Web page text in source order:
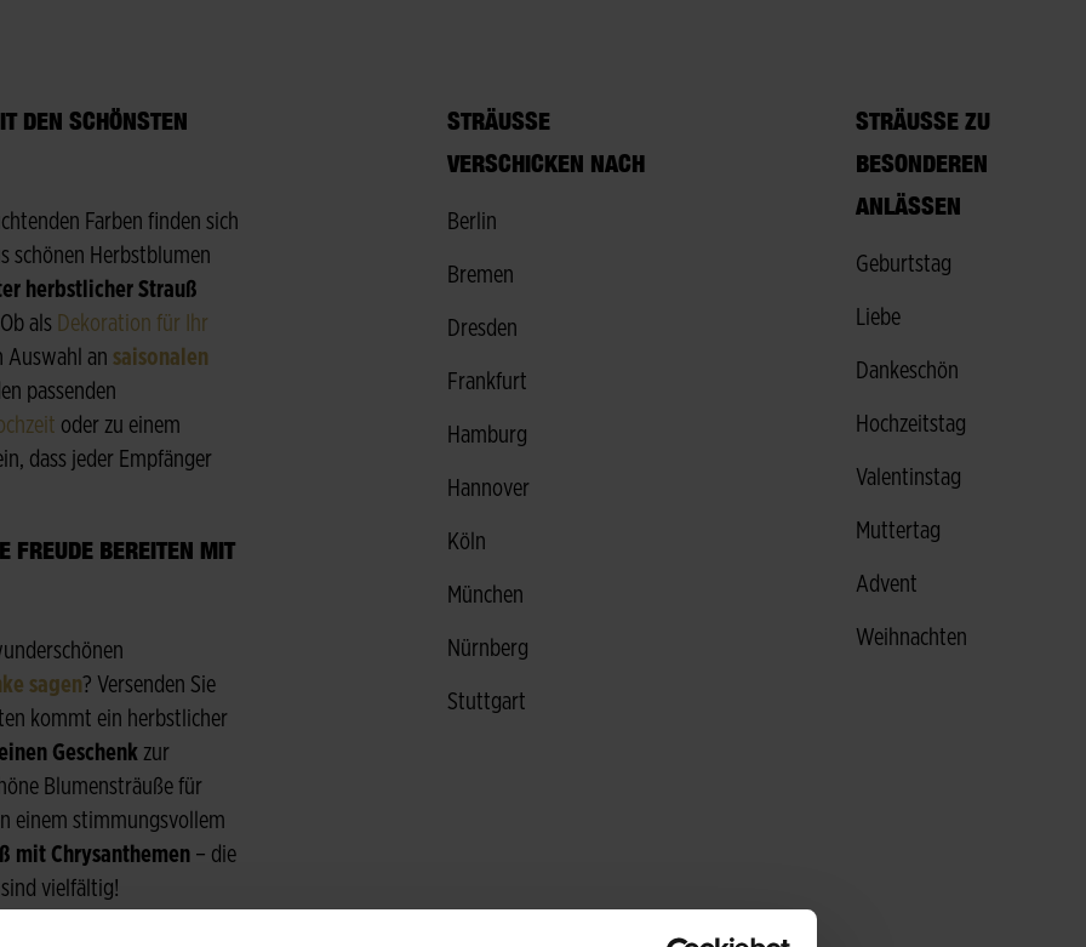
SCHÖNSTEN F
Farben finden sich
schönen Herbstblumen
herbstlicher Strauß
als Dekoration für Ihr
Auswahl an saisonalen
passenden
oder zu einem
dass jeder Empfänger
BEREITEN MIT F
sagen? Versenden Sie
kommt ein herbstlicher
Geschenk zur
Blumensträuße für
einem stimmungsvollem
mit Chrysanthemen – die
vielfältig!
STRÄUSSE V
ERSCHICKEN NACH
Berlin
Bremen
Dresden
Frankfurt
Hamburg
Hannover
Köln
München
Nürnberg
Stuttgart
STRÄUSSE ZU B
ESONDEREN A
NLÄSSEN
Geburtstag
Liebe
Dankeschön
Hochzeitstag
Valentinstag
Muttertag
Advent
Weihnachten